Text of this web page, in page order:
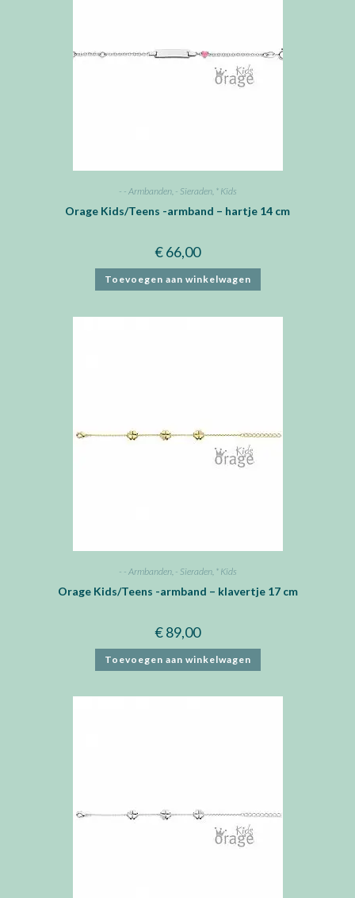
- - Armbanden, - Sieraden, * Kids
Orage Kids/Teens -armband – hartje 14 cm
€66,00
Toevoegen aan winkelwagen
- - Armbanden, - Sieraden, * Kids
Orage Kids/Teens -armband – klavertje 17 cm
€89,00
Toevoegen aan winkelwagen